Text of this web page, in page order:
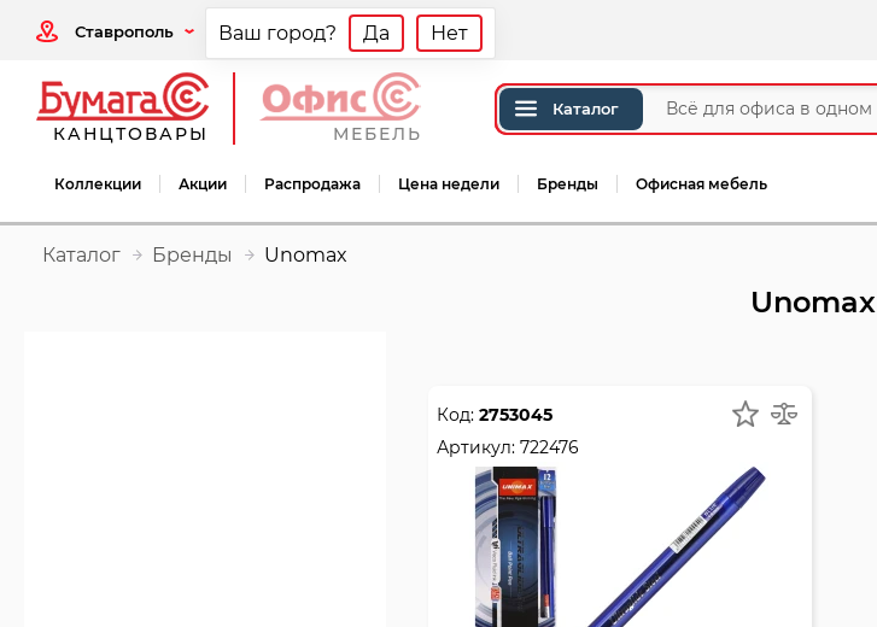
Ставрополь Ваш город? Да Нет
КАНЦТОВАРЫ МЕБЕЛЬ
Каталог
Коллекции Акции Распродажа Цена недели Бренды Офисная мебель
Каталог Бренды Unomax
Unomax
Код: 2753045
Артикул: 722476